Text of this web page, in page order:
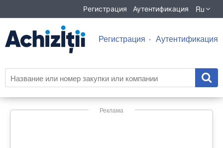
Регистрация Аутентификация Ru
Регистрация Аутентификация
Реклама